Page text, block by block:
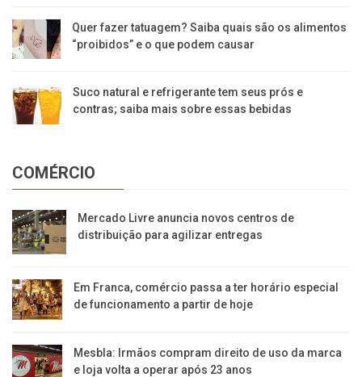
Quer fazer tatuagem? Saiba quais são os alimentos
“proibidos” e o que podem causar
Suco natural e refrigerante tem seus prós e
contras; saiba mais sobre essas bebidas
COMÉRCIO
Mercado Livre anuncia novos centros de
distribuição para agilizar entregas
Em Franca, comércio passa a ter horário especial
de funcionamento a partir de hoje
Mesbla: Irmãos compram direito de uso da marca
e loja volta a operar após 23 anos